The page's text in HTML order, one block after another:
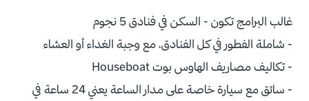
غالب البرامج تكون - السكن في فنادق 5 نجوم
- شاملة الفطور في كل الفنادق، مع وجبة الغداء أو العشاء
- تكاليف مصاريف الهاوس بوت Houseboat
- سائق مع سيارة خاصة على مدار الساعة يعني 24 ساعة في